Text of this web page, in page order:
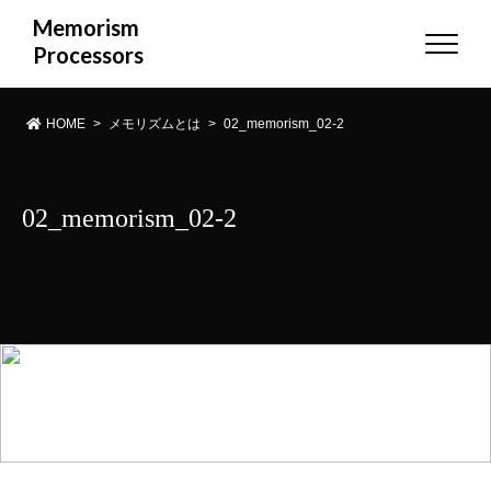
Memorism
Processors
HOME > メモリズムとは > 02_memorism_02-2
02_memorism_02-2